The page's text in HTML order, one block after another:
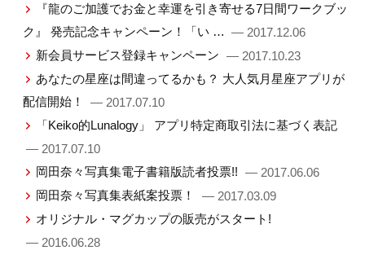
各種会員制サービスへの登録の確認やメールを配
信するため。
各種商品・サービスのご請求、お支払いとその確
認をするため。
ご購読いただいている定期刊行物の継続購読など
のご案内をお届けするため。
ご協力いただいた調査等に対して謝礼等をお送り
するため。
ご応募いただいた懸賞等に対する景品等をお送り
するため。
ｂ ご利用いただいている商品・サービスの提
『龍のご加護でお金と幸運を引き寄せる7日間ワークブッ
ク』 発売記念キャンペーン！「い … — 2017.12.06
新会員サービス登録キャンペーン — 2017.10.23
あなたの星座は間違ってるかも？ 大人気月星座アプリが
配信開始！
— 2017.07.10
「Keiko的Lunalogy」 アプリ特定商取引法に基づく表記
— 2017.07.10
岡田奈々写真集電子書籍版読者投票!! — 2017.06.06
岡田奈々写真集表紙案投票！
— 2017.03.09
オリジナル・マグカップの販売がスタート!
— 2016.06.28